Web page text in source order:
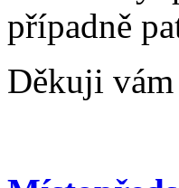
případně
Děkuji vám